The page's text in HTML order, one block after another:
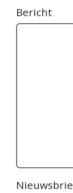
Bericht